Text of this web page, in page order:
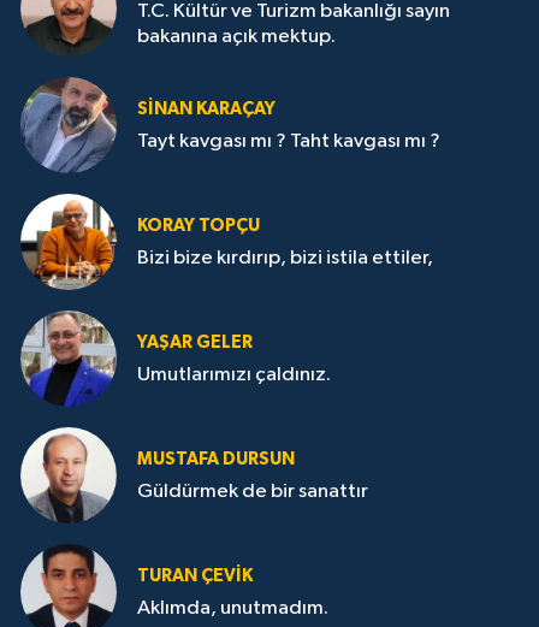
T.C. Kültür ve Turizm bakanlığı sayın
bakanına açık mektup.
SİNAN KARAÇAY
Tayt kavgası mı ? Taht kavgası mı ?
KORAY TOPÇU
Bizi bize kırdırıp, bizi istila ettiler,
YAŞAR GELER
Umutlarımızı çaldınız.
MUSTAFA DURSUN
Güldürmek de bir sanattır
TURAN ÇEVİK
Aklımda, unutmadım.